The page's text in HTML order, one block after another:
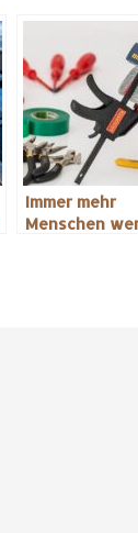
Immer mehr
Menschen